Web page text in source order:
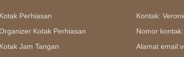
Kotak Perhiasan
Kotak Perhiasan
Kotak Jam Tangan
Kontak:
Nomor
Alamat